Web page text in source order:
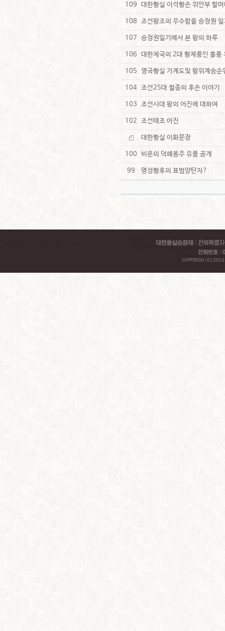
109 대한황실 이석황손 위안부 할
108 조선왕조의 우수함을 승정원
107 승정원일기에서 본 왕의 하루
106 대한제국의 2대 황제릉인 홍
105 영국황실 가계도및 왕위계승순
104 조선25대 철종의 후손 이야기
103 조선시대 왕의 어진에 대하여
102 조선태조 어진
대한황실 이화문장
100 비운의 덕혜옹주 유품 공개
99 명성황후의 표범양탄자?